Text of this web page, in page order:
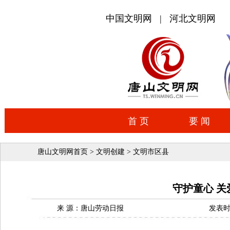
唐山文明网首页 > 文明创建 > 文明市区县
守护童心 关
来 源：唐山劳动日报 发表